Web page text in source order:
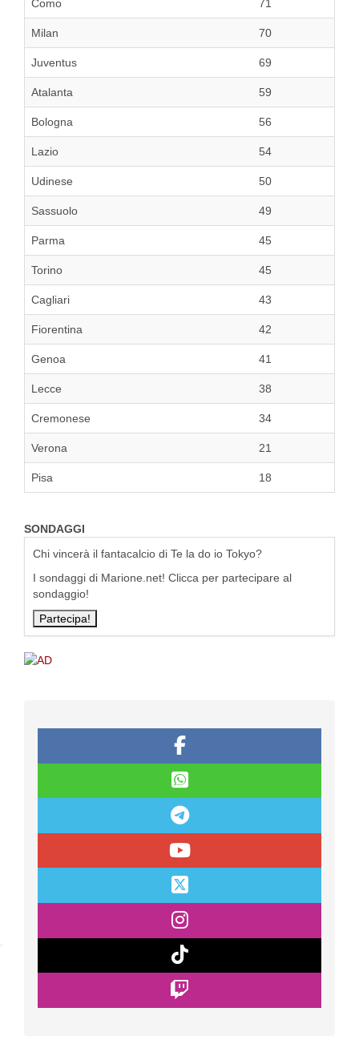
Como 71
Milan 70
Juventus 69
Atalanta 59
Bologna 56
Lazio 54
Udinese 50
Sassuolo 49
Parma 45
Torino 45
Cagliari 43
Fiorentina 42
Genoa 41
Lecce 38
Cremonese 34
Verona 21
Pisa 18
SONDAGGI
Chi vincerà il fantacalcio di Te la do io Tokyo?
I sondaggi di Marione.net! Clicca per partecipare al
sondaggio!